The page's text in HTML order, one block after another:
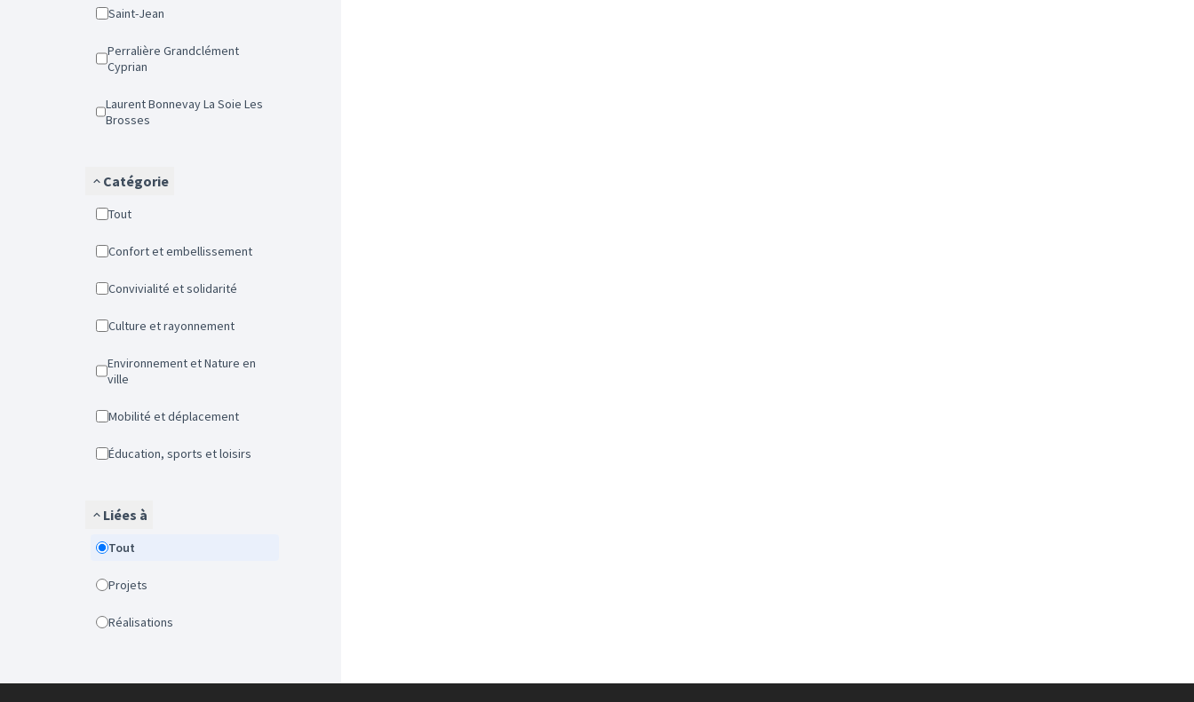
Saint-Jean
Perralière Grandclément
Cyprian
Laurent Bonnevay La Soie Les
Brosses
Catégorie
Tout
Confort et embellissement
Convivialité et solidarité
Culture et rayonnement
Environnement et Nature en
ville
Mobilité et déplacement
Éducation, sports et loisirs
Liées à
Tout
Projets
Réalisations